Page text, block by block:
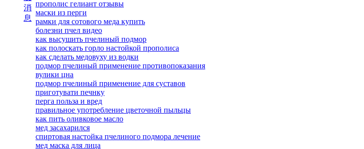
消
息
прополис гелиант отзывы
маски из перги
рамки для сотового меда купить
болезни пчел видео
как высушить пчелиный подмор
как полоскать горло настойкой прополиса
как сделать медовуху из водки
подмор пчелиный применение противопоказания
вулики цна
подмор пчелиный применение для суставов
приготувати печнку
перга польза и вред
правильное употребление цветочной пыльцы
как пить оливковое масло
мед засахарился
спиртовая настойка пчелиного подмора лечение
мед маска для лица